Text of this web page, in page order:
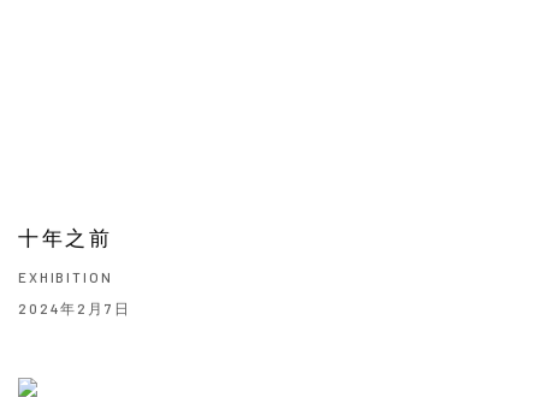
十年之前
EXHIBITION
2024年2月7日